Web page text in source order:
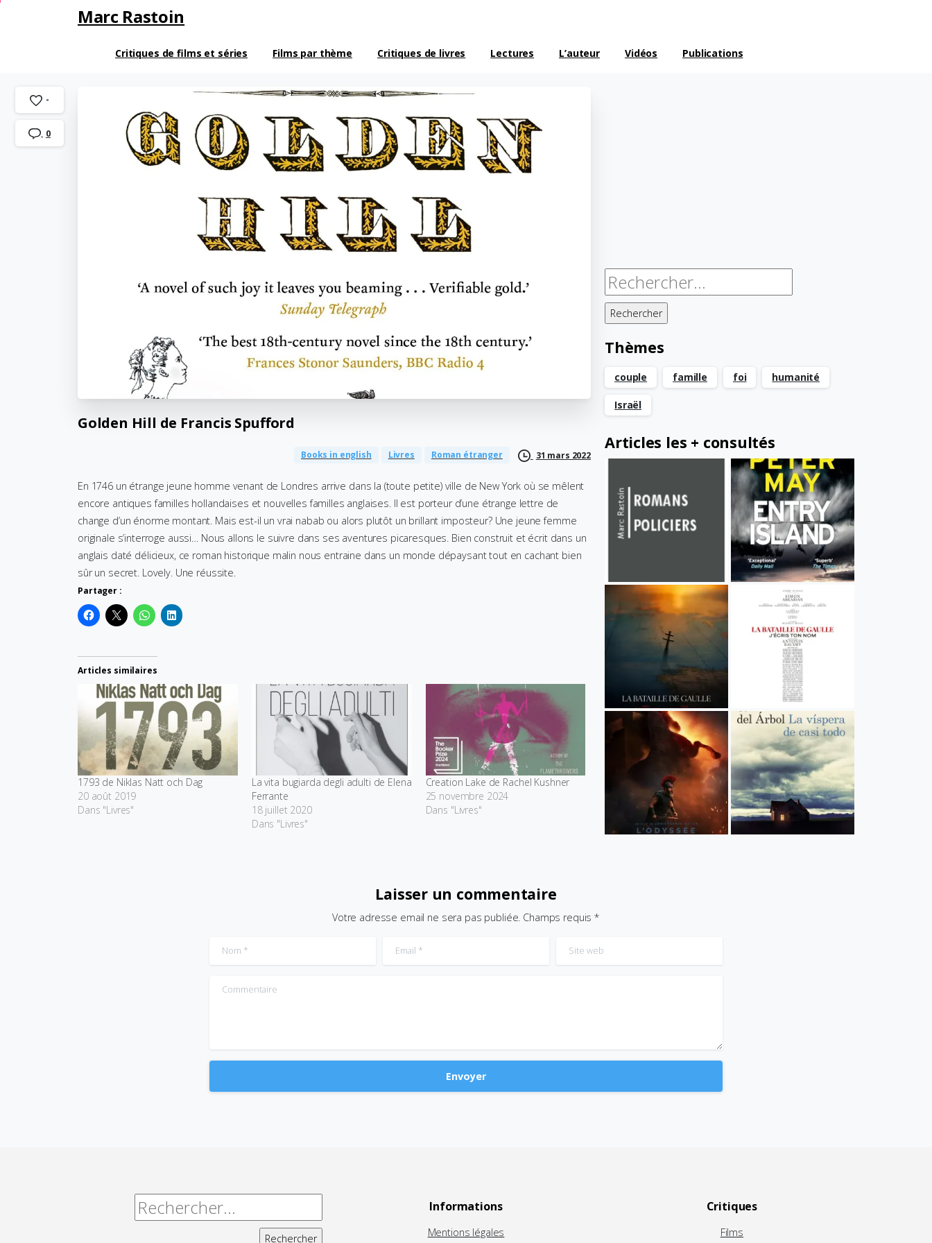
Marc Rastoin
Critiques de films et séries Films par thème Critiques de livres Lectures L’auteur Vidéos Publications
Golden Hill de Francis Spufford
Books in english Livres Roman étranger 31 mars 2022
En 1746 un étrange jeune homme venant de Londres arrive dans la (toute petite) ville de New York où se mêlent
encore antiques familles hollandaises et nouvelles familles anglaises. Il est porteur d’une étrange lettre de
change d’un énorme montant. Mais est-il un vrai nabab ou alors plutôt un brillant imposteur? Une jeune femme
originale s’interroge aussi… Nous allons le suivre dans ses aventures picaresques. Bien construit et écrit dans un
anglais daté délicieux, ce roman historique malin nous entraine dans un monde dépaysant tout en cachant bien
sûr un secret. Lovely. Une réussite.
Partager :
Articles similaires
1793 de Niklas Natt och Dag
20 août 2019
Dans "Livres"
La vita bugiarda degli adulti de Elena
Ferrante
18 juillet 2020
Dans "Livres"
Creation Lake de Rachel Kushner
25 novembre 2024
Dans "Livres"
-
0
Rechercher :
Thèmes
couple famille foi humanité
Israël
Articles les + consultés
Laisser un commentaire
Votre adresse email ne sera pas publiée. Champs requis *
Nom Email Site web
Commentaire
Rechercher : Informations
Mentions légales
Critiques
Films